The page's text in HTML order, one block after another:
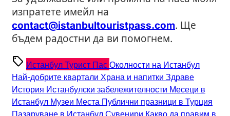
изпратете имейл на
contact@istanbultouristpass.com. Ще
бъдем радостни да ви помогнем.
sell Истанбул Турист ПасОколности на Истанбул
Най-добрите квартали Храна и напитки Здраве
История Истанбулски забележителности Месеци в
Истанбул Музеи Места Публични празници в Турция